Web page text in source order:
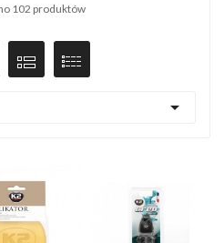
102 produktów
